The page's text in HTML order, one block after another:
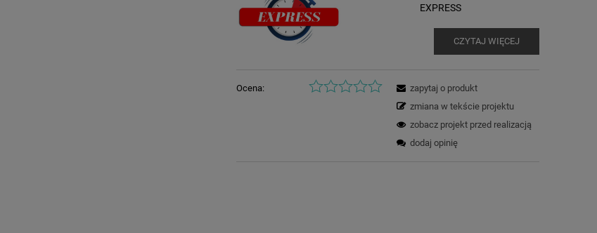
EXPRESS
CZYTAJ WIĘCEJ
Ocena:
zapytaj o produkt
zmiana w tekście projektu
zobacz projekt przed realizacją
dodaj opinię